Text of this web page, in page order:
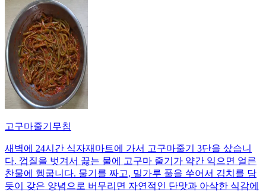
고구마줄기무침
새벽에 24시간 식자재마트에 가서 고구마줄기 3단을 샀습니
다. 껍질을 벗겨서 끓는 물에 고구마 줄기가 약간 익으면 얼른
찬물에 헹굽니다. 물기를 짜고, 밀가루 풀을 쑤어서 김치를 담
듯이 갖은 양념으로 버무리면 자연적인 단맛과 아삭한 식감에